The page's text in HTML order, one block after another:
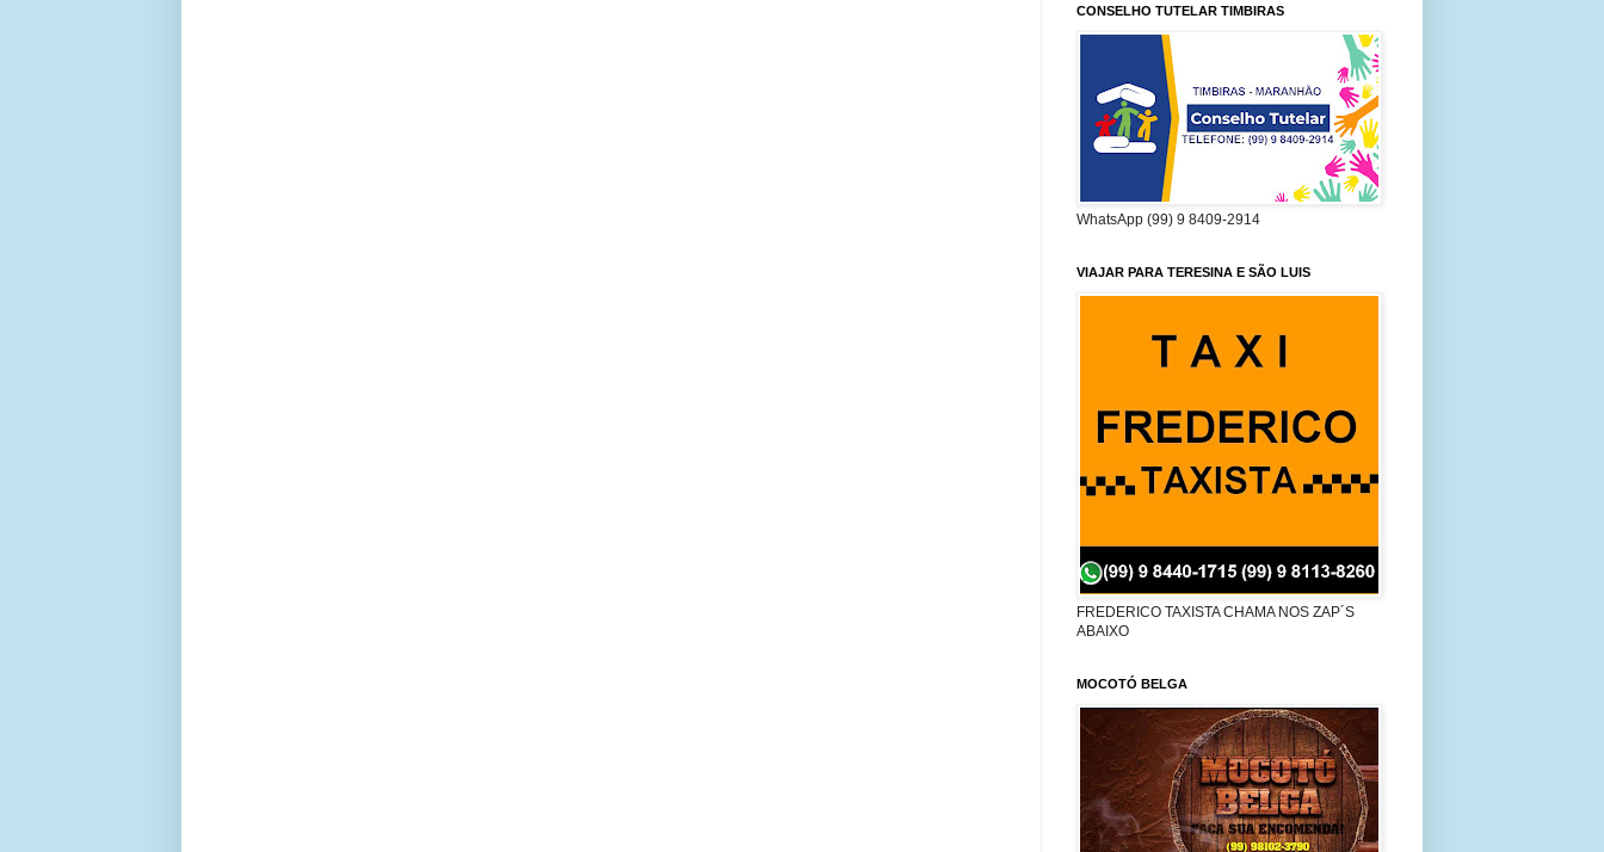
CONSELHO TUTELAR TIMBIRAS
WhatsApp (99) 9 8409-2914
VIAJAR PARA TERESINA E SÃO LUIS
FREDERICO TAXISTA CHAMA NOS ZAP´S
ABAIXO
MOCOTÓ BELGA